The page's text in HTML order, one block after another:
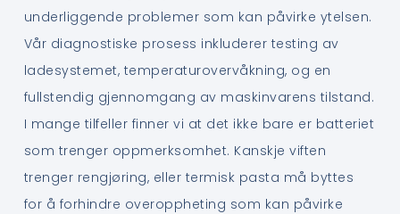
underliggende problemer som kan påvirke ytelsen.
Vår diagnostiske prosess inkluderer testing av
ladesystemet, temperaturovervåkning, og en
fullstendig gjennomgang av maskinvarens tilstand.
I mange tilfeller finner vi at det ikke bare er batteriet
som trenger oppmerksomhet. Kanskje viften
trenger rengjøring, eller termisk pasta må byttes
for å forhindre overoppheting som kan påvirke